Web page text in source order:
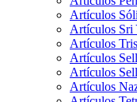
Artículos
Artículos Sri
Artículos
Artículos
Artículos
Artículos